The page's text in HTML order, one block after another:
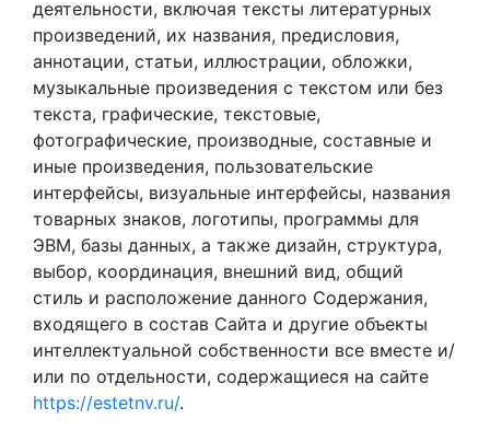
деятельности, включая тексты литературных
произведений, их названия, предисловия,
аннотации, статьи, иллюстрации, обложки,
музыкальные произведения с текстом или без
текста, графические, текстовые,
фотографические, производные, составные и
иные произведения, пользовательские
интерфейсы, визуальные интерфейсы, названия
товарных знаков, логотипы, программы для
ЭВМ, базы данных, а также дизайн, структура,
выбор, координация, внешний вид, общий
стиль и расположение данного Содержания,
входящего в состав Сайта и другие объекты
интеллектуальной собственности все вместе и/
или по отдельности, содержащиеся на сайте
https://estetnv.ru/.